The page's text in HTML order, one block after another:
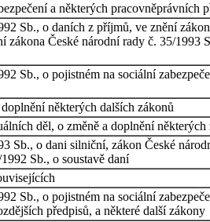
a některých pracovněprávních
Sb., o daních z příjmů, ve znění
České národní rady č. 35/
Sb., o pojistném na sociální
některých dalších zákonů
děl, o změně a doplnění některých
Sb., o dani silniční, zákon České
Sb., o soustavě daní
Sb., o pojistném na sociální
předpisů, a některé další zákony